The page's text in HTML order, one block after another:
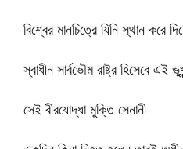
বিশ্বের মানচিত্রে যিনি স্থান করে
স্বাধীন সার্বভৌম রাষ্ট্র হিসেবে এই
সেই বীরযোদ্ধা মুক্তি সেনানী